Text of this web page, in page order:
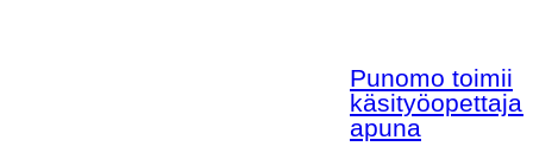
Punomo toimii
apuna